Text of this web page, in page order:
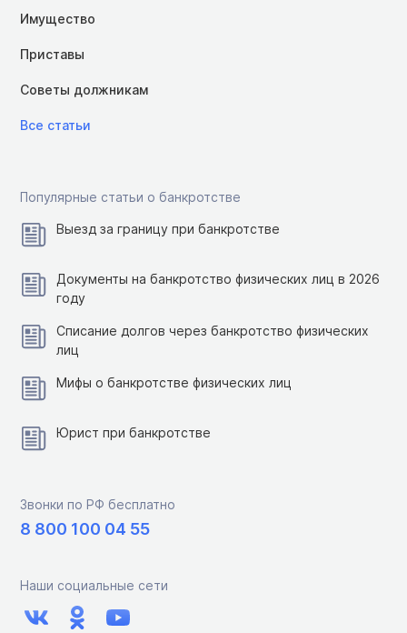
Имущество
Приставы
Советы должникам
Все статьи
Популярные статьи о банкротстве
Выезд за границу при банкротстве
Документы на банкротство физических лиц в 2026
году
Списание долгов через банкротство физических
лиц
Мифы о банкротстве физических лиц
Юрист при банкротстве
Звонки по РФ бесплатно
8 800 100 04 55
Наши социальные сети